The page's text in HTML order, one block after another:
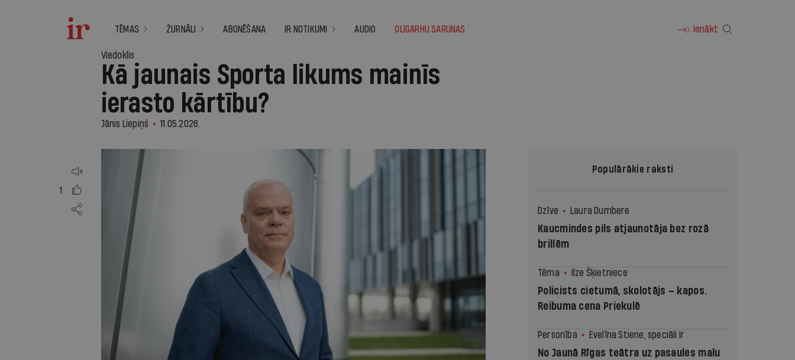
TĒMAS ŽURNĀLI ABONĒŠANA IR NOTIKUMI AUDIO OLIGARHU SARUNAS Ienākt
Viedoklis
Kā jaunais Sporta likums mainīs
ierasto kārtību?
Jānis Liepiņš 11.05.2026.
1
Populārākie raksti
Dzīve Laura Dumbere
Kaucmindes pils atjaunotāja bez rozā
brillēm
Tēma Ilze Šķietniece
Policists cietumā, skolotājs – kapos.
Reibuma cena Priekulē
Personība Evelīna Stiene, speciāli Ir
No Jaunā Rīgas teātra uz pasaules malu